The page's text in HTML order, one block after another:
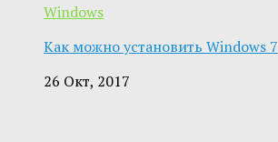
Windows
Как можно установить Windows 7
26 Окт, 2017